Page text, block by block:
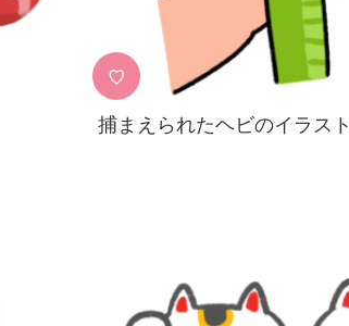
♡
捕まえられたヘビのイラスト